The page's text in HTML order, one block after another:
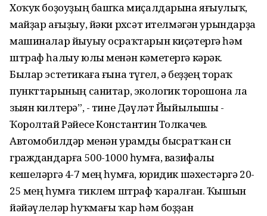
Хоҡук боҙоуҙың башҡа миҫалдарына яғыулыҡ,
майҙар ағыҙыу, йәки рөхсәт ителмәгән урындарҙа
машиналар йыуыу осраҡтарын киҫәтергә һәм
штраф һалыу юлы менән кәметергә кәрәк.
Былар эстетикаға ғына түгел, ә беҙҙең тораҡ
пункттарының санитар, экологик торошона ла
зыян килтерә”, - тине Дәүләт Йыйылышы -
Ҡоролтай Рәйесе Константин Толкачев.
Автомобилдәр менән урамды бысратҡан өсөн
граждандарға 500-1000 һумға, вазифалы
кешеләргә 4-7 мең һумға, юридик шәхестәргә 20-
25 мең һумға тиклем штраф ҡаралған. Ҡышын
йәйәүлеләр һуҡмағы ҡар һәм боҙҙан